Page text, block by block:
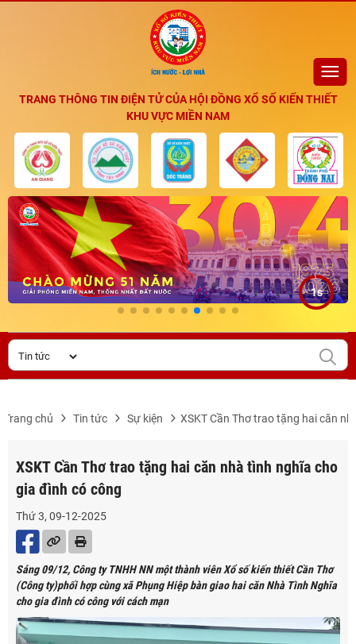
TRANG THÔNG TIN ĐIỆN TỬ CỦA HỘI ĐỒNG XỔ SỐ KIẾN THIẾT
KHU VỰC MIỀN NAM
5s
Trang chủ Tin tức Sự kiện XSKT Cần Thơ trao tặng hai căn
XSKT Cần Thơ trao tặng hai căn nhà tình nghĩa cho
gia đình có công
Thứ 3, 09-12-2025
Sáng 09/12, Công ty TNHH NN một thành viên Xổ số kiến thiết Cần Thơ
(Công ty)phối hợp cùng xã Phụng Hiệp bàn giao hai căn Nhà Tình Nghĩa
cho gia đình có công với cách mạn